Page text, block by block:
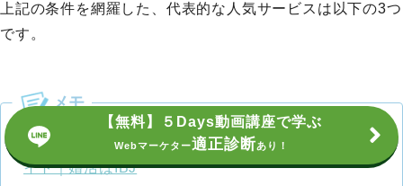
上記の条件を網羅した、代表的な人気サービスは以下の3つ
です。
【PARTY PARTY】婚活パーティー・街コン運営サ
イト｜婚活はIBJ
【無料】５Days動画講座で学ぶ
Webマーケター適正診断あり！